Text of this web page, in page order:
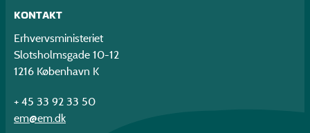
KONTAKT
Erhvervsministeriet
Slotsholmsgade 10-12
1216 København K
+ 45 33 92 33 50
em@em.dk